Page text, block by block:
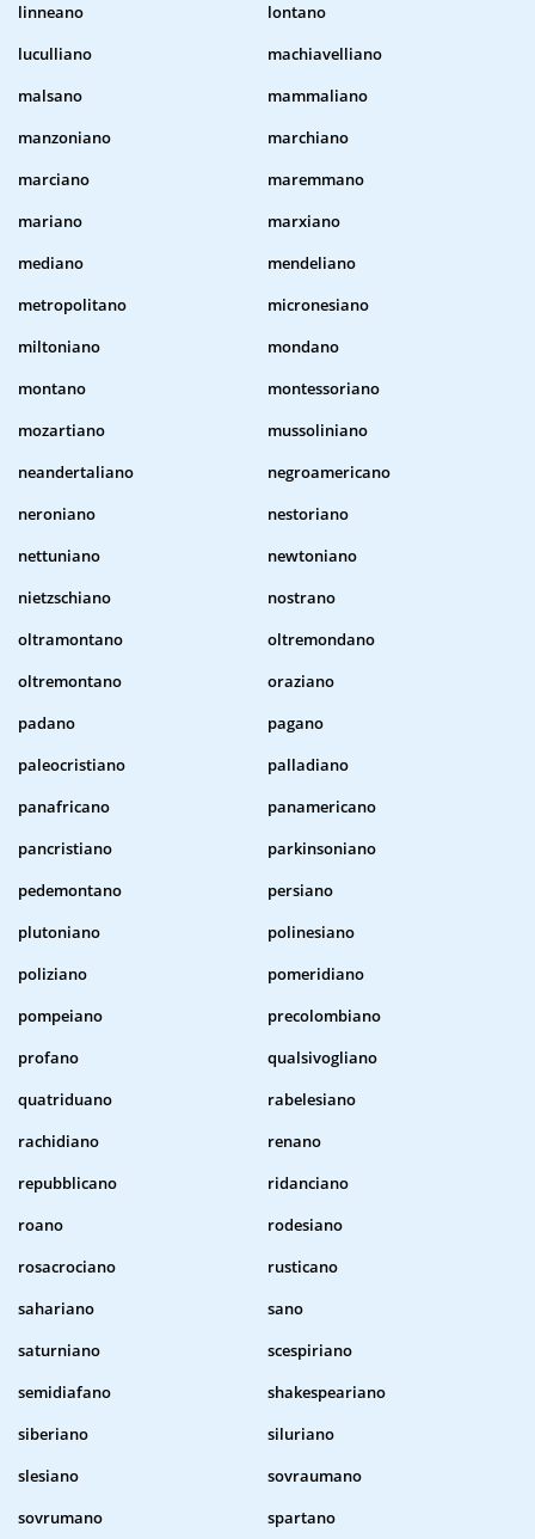
linneano
lontano
luculliano
machiavelliano
malsano
mammaliano
manzoniano
marchiano
marciano
maremmano
mariano
marxiano
mediano
mendeliano
metropolitano
micronesiano
miltoniano
mondano
montano
montessoriano
mozartiano
mussoliniano
neandertaliano
negroamericano
neroniano
nestoriano
nettuniano
newtoniano
nietzschiano
nostrano
oltramontano
oltremondano
oltremontano
oraziano
padano
pagano
paleocristiano
palladiano
panafricano
panamericano
pancristiano
parkinsoniano
pedemontano
persiano
plutoniano
polinesiano
poliziano
pomeridiano
pompeiano
precolombiano
profano
qualsivogliano
quatriduano
rabelesiano
rachidiano
renano
repubblicano
ridanciano
roano
rodesiano
rosacrociano
rusticano
sahariano
sano
saturniano
scespiriano
semidiafano
shakespeariano
siberiano
siluriano
slesiano
sovraumano
sovrumano
spartano